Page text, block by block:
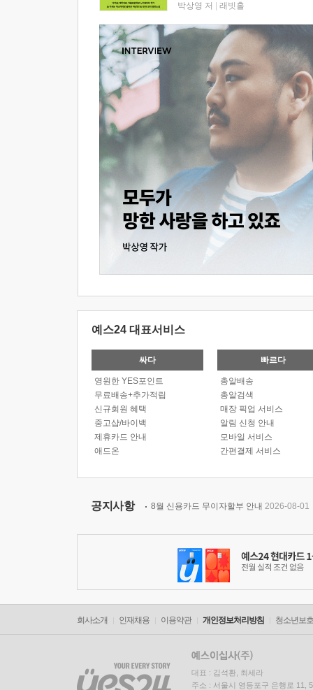
박상영 저 래빗홀
예스24 대표서비스
싸다
영원한 YES포인트
무료배송+추가적립
신규회원 혜택
중고샵/바이백
제휴카드 안내
애드온
빠르다
총알배송
총알검색
매장 픽업 서비스
알림 신청 안내
모바일 서비스
간편결제 서비스
공지사항 8월 신용카드 무이자할부 안내 2026-08-01
회사소개 인재채용 이용약관 개인정보처리방침 청소년보
대표 : 김석환, 최세라
주소 : 서울시 영등포구 은행로 11,